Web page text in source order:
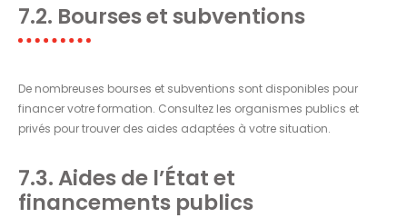
7.2. Bourses et subventions
De nombreuses bourses et subventions sont disponibles pour
financer votre formation. Consultez les organismes publics et
privés pour trouver des aides adaptées à votre situation.
7.3. Aides de l’État et
financements publics